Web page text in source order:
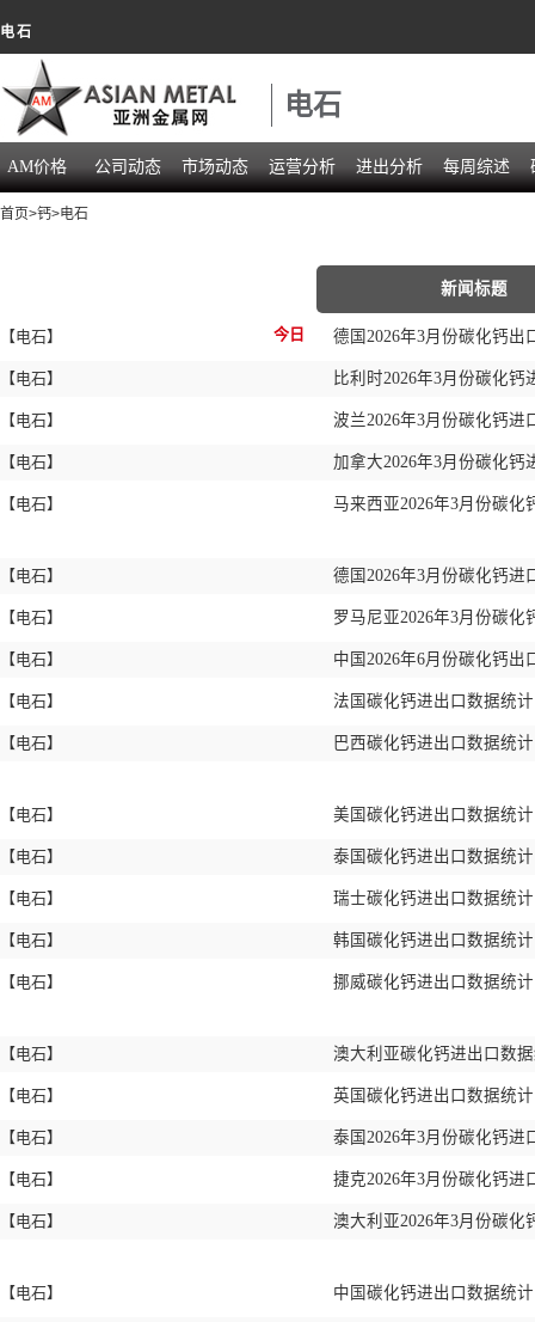
电石
电石
AM价格 公司动态 市场动态 运营分析 进出分析 每周综述
首页>钙>电石
【电石】 今日
【电石】
【电石】
【电石】
【电石】
【电石】
【电石】
【电石】
【电石】
【电石】
【电石】
【电石】
【电石】
【电石】
【电石】
【电石】
【电石】
【电石】
【电石】
【电石】
【电石】
新闻标题
德国2026年3月份碳化钙出
比利时2026年3月份碳化
波兰2026年3月份碳化钙进
加拿大2026年3月份碳化钙
马来西亚2026年3月份碳
德国2026年3月份碳化钙进
罗马尼亚2026年3月份碳
中国2026年6月份碳化钙出
法国碳化钙进出口数据统
巴西碳化钙进出口数据统
美国碳化钙进出口数据统
泰国碳化钙进出口数据统
瑞士碳化钙进出口数据统
韩国碳化钙进出口数据统
挪威碳化钙进出口数据统
澳大利亚碳化钙进出口数
英国碳化钙进出口数据统
泰国2026年3月份碳化钙进
捷克2026年3月份碳化钙进
澳大利亚2026年3月份碳化
中国碳化钙进出口数据统